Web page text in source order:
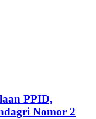
PPID,
Nomor 2